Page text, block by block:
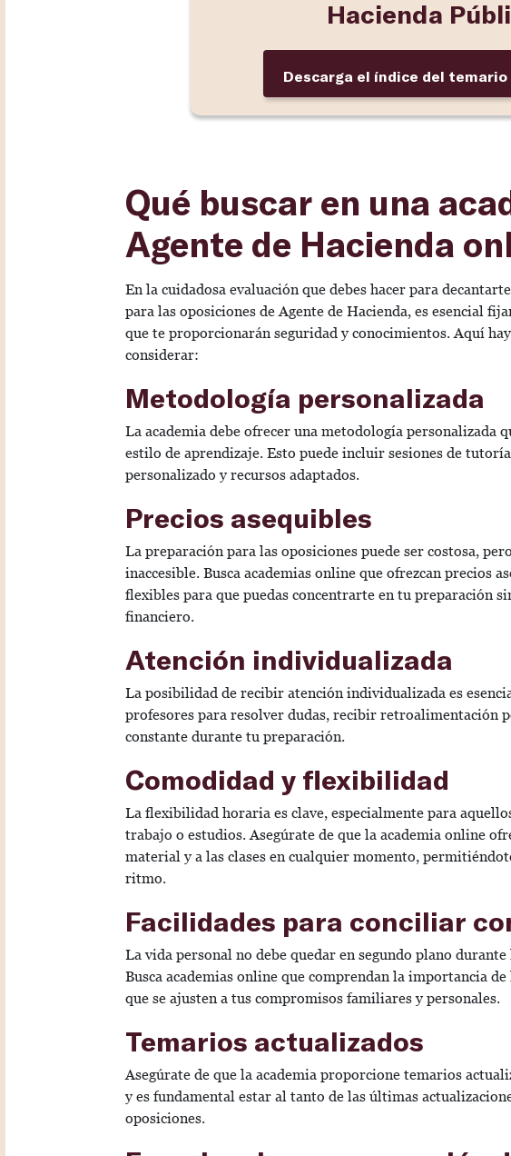
Hacienda
Descarga el índice del
Qué buscar en una
Agente de Hacienda
En la cuidadosa evaluación que debes hacer para
para las oposiciones de Agente de Hacienda, es esencial
que te proporcionarán seguridad y conocimientos. Aquí
considerar:
Metodología personalizada
La academia debe ofrecer una metodología personalizada
estilo de aprendizaje. Esto puede incluir sesiones de
personalizado y recursos adaptados.
Precios asequibles
La preparación para las oposiciones puede ser costosa,
inaccesible. Busca academias online que ofrezcan precios
flexibles para que puedas concentrarte en tu preparación
financiero.
Atención individualizada
La posibilidad de recibir atención individualizada es
profesores para resolver dudas, recibir retroalimentación
constante durante tu preparación.
Comodidad y flexibilidad
La flexibilidad horaria es clave, especialmente para
trabajo o estudios. Asegúrate de que la academia online
material y a las clases en cualquier momento,
ritmo.
Facilidades para conciliar
La vida personal no debe quedar en segundo plano
Busca academias online que comprendan la importancia
que se ajusten a tus compromisos familiares y personales.
Temarios actualizados
Asegúrate de que la academia proporcione temarios
y es fundamental estar al tanto de las últimas
oposiciones.